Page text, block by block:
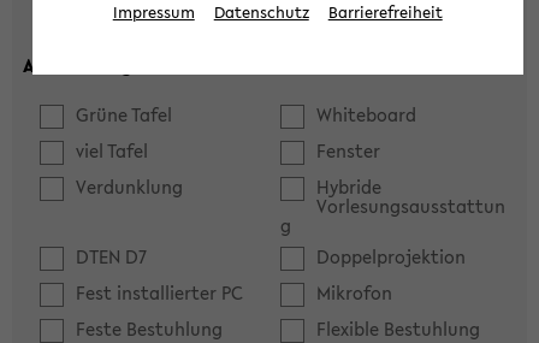
Ausstattung:
Grüne Tafel
Whiteboard
viel Tafel
Fenster
Verdunklung
Hybride
Vorlesungsausstattun
g
DTEN D7
Doppelprojektion
Fest installierter PC
Mikrofon
Feste Bestuhlung
Flexible Bestuhlung
Impressum Datenschutz Barrierefreiheit